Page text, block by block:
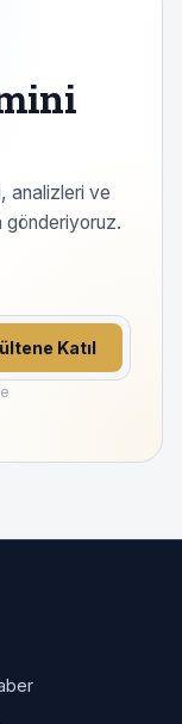
analizleri ve
gönderiyoruz.
Katıl